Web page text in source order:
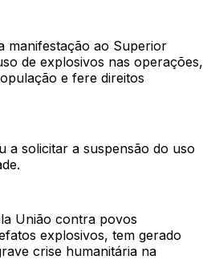
manifestação ao Superior
de explosivos nas operações,
e fere direitos
a solicitar a suspensão do uso
União contra povos
explosivos, tem gerado
crise humanitária na